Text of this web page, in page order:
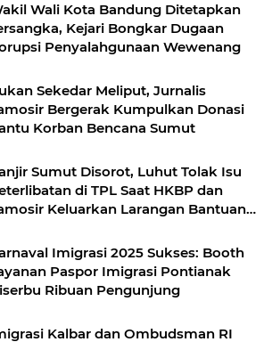
Wali Kota Bandung Ditetapkan
Kejari Bongkar Dugaan
Penyalahgunaan Wewenang
Sekedar Meliput, Jurnalis
Bergerak Kumpulkan Donasi
Korban Bencana Sumut
Sumut Disorot, Luhut Tolak Isu
di TPL Saat HKBP dan
Keluarkan Larangan Bantuan
Imigrasi 2025 Sukses: Booth
Paspor Imigrasi Pontianak
Ribuan Pengunjung
Kalbar dan Ombudsman RI